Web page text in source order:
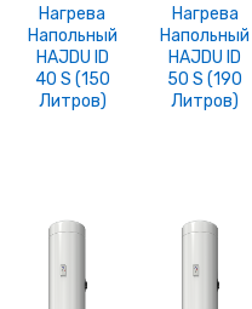
Нагрева
Напольный
HAJDU ID
40 S (150
Литров)
Нагрева
Напольный
HAJDU ID
50 S (190
Литров)